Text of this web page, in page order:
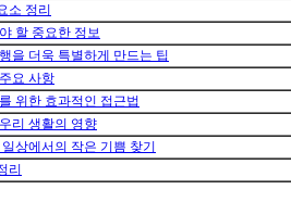
소 정리
할 중요한 정보
을 더욱 특별하게 만드는 팁
요 사항
위한 효과적인 접근법
리 생활의 영향
상에서의 작은 기쁨 찾기
리